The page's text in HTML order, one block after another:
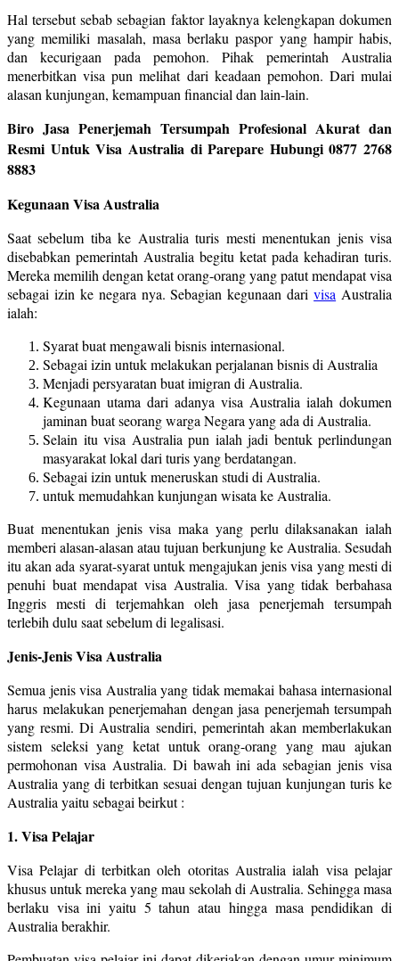
Hal tersebut sebab sebagian faktor layaknya kelengkapan dokumen
yang memiliki masalah, masa berlaku paspor yang hampir habis,
dan kecurigaan pada pemohon. Pihak pemerintah Australia
menerbitkan visa pun melihat dari keadaan pemohon. Dari mulai
alasan kunjungan, kemampuan financial dan lain-lain.
Biro Jasa Penerjemah Tersumpah Profesional Akurat dan
Resmi Untuk Visa Australia di Parepare Hubungi 0877 2768
8883
Kegunaan Visa Australia
Saat sebelum tiba ke Australia turis mesti menentukan jenis visa
disebabkan pemerintah Australia begitu ketat pada kehadiran turis.
Mereka memilih dengan ketat orang-orang yang patut mendapat visa
sebagai izin ke negara nya. Sebagian kegunaan darivisa Australia
ialah:
Syarat buat mengawali bisnis internasional.
Sebagai izin untuk melakukan perjalanan bisnis di Australia
Menjadi persyaratan buat imigran di Australia.
Kegunaan utama dari adanya visa Australia ialah dokumen
jaminan buat seorang warga Negara yang ada di Australia.
Selain itu visa Australia pun ialah jadi bentuk perlindungan
masyarakat lokal dari turis yang berdatangan.
Sebagai izin untuk meneruskan studi di Australia.
untuk memudahkan kunjungan wisata ke Australia.
Buat menentukan jenis visa maka yang perlu dilaksanakan ialah
memberi alasan-alasan atau tujuan berkunjung ke Australia. Sesudah
itu akan ada syarat-syarat untuk mengajukan jenis visa yang mesti di
penuhi buat mendapat visa Australia. Visa yang tidak berbahasa
Inggris mesti di terjemahkan oleh jasa penerjemah tersumpah
terlebih dulu saat sebelum di legalisasi.
Jenis-Jenis Visa Australia
Semua jenis visa Australia yang tidak memakai bahasa internasional
harus melakukan penerjemahan dengan jasa penerjemah tersumpah
yang resmi. Di Australia sendiri, pemerintah akan memberlakukan
sistem seleksi yang ketat untuk orang-orang yang mau ajukan
permohonan visa Australia. Di bawah ini ada sebagian jenis visa
Australia yang di terbitkan sesuai dengan tujuan kunjungan turis ke
Australia yaitu sebagai beirkut :
1. Visa Pelajar
Visa Pelajar di terbitkan oleh otoritas Australia ialah visa pelajar
khusus untuk mereka yang mau sekolah di Australia. Sehingga masa
berlaku visa ini yaitu 5 tahun atau hingga masa pendidikan di
Australia berakhir.